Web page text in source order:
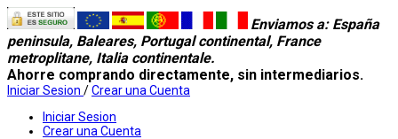
Enviamos a: España
peninsula, Baleares, Portugal continental, France
metroplitane, Italia continentale.
Ahorre comprando directamente, sin intermediarios.
Iniciar Sesion /Crear una Cuenta
Iniciar Sesion
Crear una Cuenta